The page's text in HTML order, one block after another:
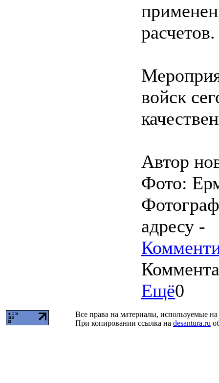
расчетов.
войск
Автор
Фото:
адресу -
Ещё0
Все права на материалы, используемые
При копировании ссылка на desantura.ru